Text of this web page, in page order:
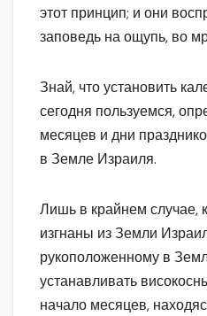
этот принцип; и они
заповедь на ощупь, во
Знай, что установить
сегодня пользуемся,
месяцев и дни
в Земле Израиля.
Лишь в крайнем случае,
изгнаны из Земли
рукоположенному в
устанавливать
начало месяцев,